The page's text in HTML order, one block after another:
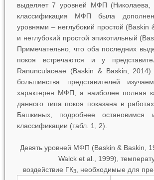
выделяет 7 уровней МФП (Николаева,
классификация МФП была
уровнями ‒ неглубокий простой (Baskin
и неглубокий простой эпикотильный
Примечательно, что оба последних
покоя встречаются и у
Ranunculaceae (Baskin & Baskin,
большинства представителей
характерен МФП, а наиболее полная
данного типа покоя показана в
Башкиных, подробнее
классификации (табл. 1, 2).
Девять уровней МФП (Baskin & Baskin,
Walck et al., 1999),
воздействие ГК3 , необходимые для